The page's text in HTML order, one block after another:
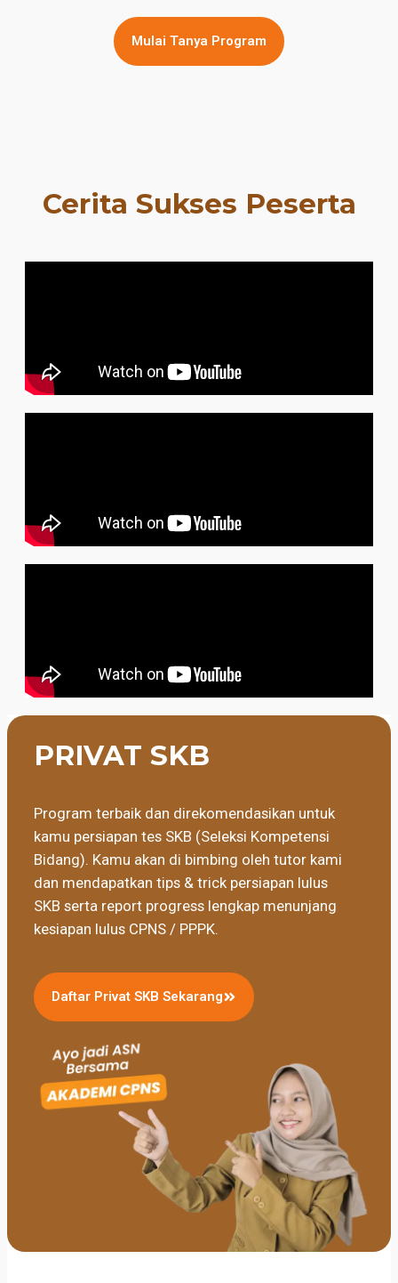
Mulai Tanya Program
Cerita Sukses Peserta
PRIVAT SKB
Program terbaik dan direkomendasikan untuk
kamu persiapan tes SKB (Seleksi Kompetensi
Bidang). Kamu akan di bimbing oleh tutor kami
dan mendapatkan tips & trick persiapan lulus
SKB serta report progress lengkap menunjang
kesiapan lulus CPNS / PPPK.
Daftar Privat SKB Sekarang